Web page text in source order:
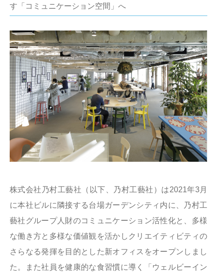
す「コミュニケーション空間」へ
株式会社乃村工藝社（以下、乃村工藝社）は2021年3月
に本社ビルに隣接する台場ガーデンシティ内に、乃村工
藝社グループ人財のコミュニケーション活性化と、多様
な働き方と多様な価値観を活かしクリエイティビティの
さらなる発揮を目的とした新オフィスをオープンしまし
た。また社員を健康的な食習慣に導く「ウェルビーイン